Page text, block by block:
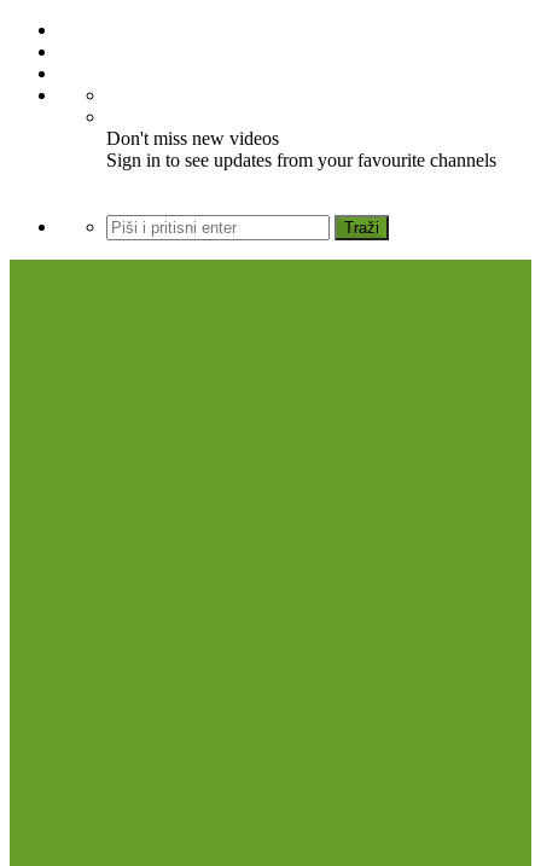
Don't miss new videos
Sign in to see updates from your favourite channels